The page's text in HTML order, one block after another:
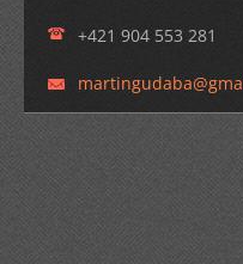
+421 904 553 281
martingudaba@gma